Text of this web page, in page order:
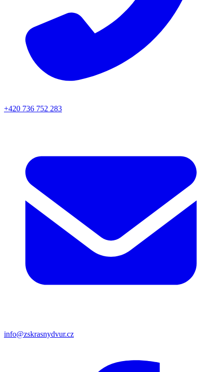
+420 736 752 283
info@zskrasnydvur.cz